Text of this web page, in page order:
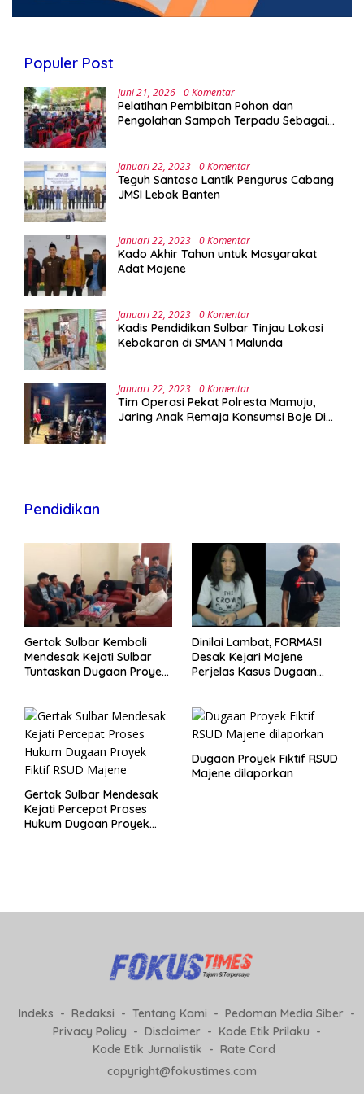
Populer Post
Juni 21, 2026 0 Komentar
Pelatihan Pembibitan Pohon dan
Pengolahan Sampah Terpadu Sebagai
Januari 22, 2023 0 Komentar
Teguh Santosa Lantik Pengurus Cabang
JMSI Lebak Banten
Januari 22, 2023 0 Komentar
Kado Akhir Tahun untuk Masyarakat
Adat Majene
Januari 22, 2023 0 Komentar
Kadis Pendidikan Sulbar Tinjau Lokasi
Kebakaran di SMAN 1 Malunda
Januari 22, 2023 0 Komentar
Tim Operasi Pekat Polresta Mamuju,
Jaring Anak Remaja Konsumsi Boje Di
Pendidikan
Gertak Sulbar Kembali
Mendesak Kejati Sulbar
Tuntaskan Dugaan Proyek
Dinilai Lambat, FORMASI
Desak Kejari Majene
Perjelas Kasus Dugaan
Gertak Sulbar Mendesak
Kejati Percepat Proses
Hukum Dugaan Proyek
Dugaan Proyek Fiktif RSUD
Majene dilaporkan
Indeks Redaksi Tentang Kami
Pedoman Media Siber
Privacy Policy
Disclaimer
Kode Etik Prilaku
Kode Etik Jurnalistik
Rate Card
copyright@fokustimes.com